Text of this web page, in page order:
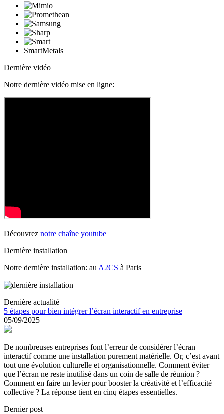
SmartMetals
Dernière vidéo
Notre dernière vidéo mise en ligne:
Découvrez notre chaîne youtube
Dernière installation
Notre dernière installation: au A2CS à Paris
Dernière actualité
5 étapes pour bien intégrer l’écran interactif en entreprise
05/09/2025
De nombreuses entreprises font l’erreur de considérer l’écran
interactif comme une installation purement matérielle. Or, c’est avant
tout une évolution culturelle et organisationnelle. Comment éviter
que l’écran ne reste inutilisé dans un coin de salle de réunion ?
Comment en faire un levier pour booster la créativité et l’efficacité
collective ? La réponse tient en cinq étapes essentielles.
Dernier post